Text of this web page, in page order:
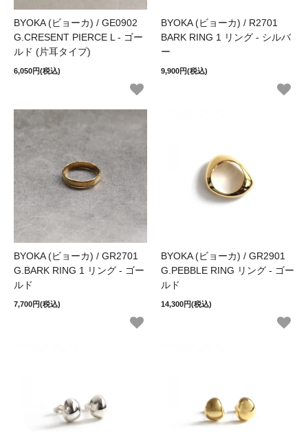
BYOKA (ビョーカ) / GE0902
G.CRESENT PIERCE L - ゴー
ルド (片耳タイプ)
6,050円(税込)
BYOKA (ビョーカ) / R2701
BARK RING 1 リング - シルバ
ー
9,900円(税込)
BYOKA (ビョーカ) / GR2701
G.BARK RING 1 リング - ゴー
ルド
7,700円(税込)
BYOKA (ビョーカ) / GR2901
G.PEBBLE RING リング - ゴー
ルド
14,300円(税込)